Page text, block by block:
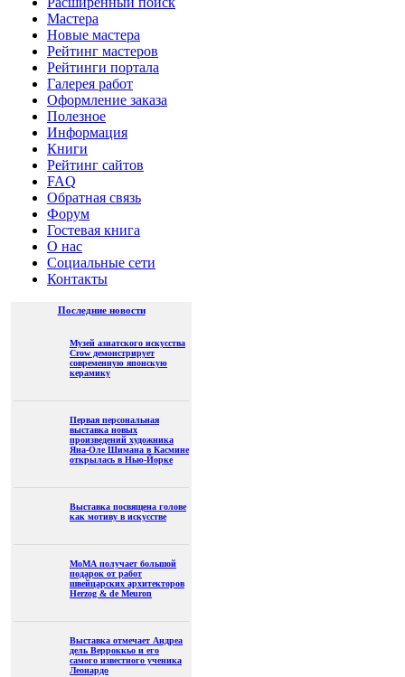
Мастера
Новые мастера
Рейтинг мастеров
Рейтинги портала
Галерея работ
Оформление заказа
Полезное
Информация
Книги
Рейтинг сайтов
FAQ
Обратная связь
Форум
Гостевая книга
О нас
Социальные сети
Контакты
Последние новости
Музей азиатского искусства
Crow демонстрирует
современную японскую
керамику
Первая персональная
выставка новых
произведений художника
Яна-Оле Шимана в Касмине
открылась в Нью-Йорке
Выставка посвящена голове
как мотиву в искусстве
МоМА получает большой
подарок от работ
швейцарских архитекторов
Herzog & de Meuron
Выставка отмечает Андреа
дель Верроккьо и его
самого известного ученика
Леонардо